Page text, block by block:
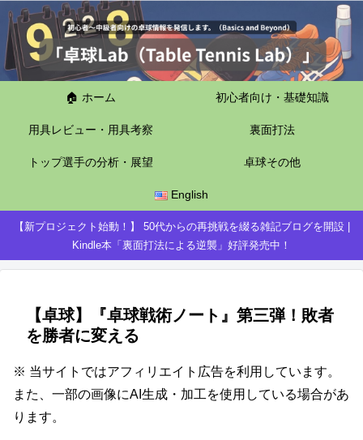
🏠 ホーム 初心者向け・基礎知識
用具レビュー・用具考察 裏面打法
トップ選手の分析・展望 卓球その他
English
【新プロジェクト始動！】 50代からの再挑戦を綴る雑記ブログを開設 |
Kindle本「裏面打法による逆襲」好評発売中！
【卓球】『卓球戦術ノート』第三弾！敗者
を勝者に変える
※ 当サイトではアフィリエイト広告を利用しています。
また、一部の画像にAI生成・加工を使用している場合があ
ります。